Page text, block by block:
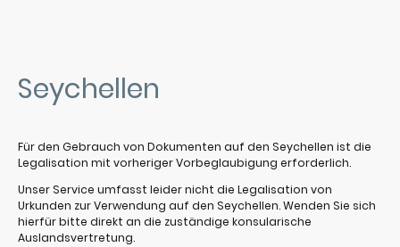
Seychellen
Für den Gebrauch von Dokumenten auf den Seychellen ist die
Legalisation mit vorheriger Vorbeglaubigung erforderlich.
Unser Service umfasst leider nicht die Legalisation von
Urkunden zur Verwendung auf den Seychellen. Wenden Sie sich
hierfür bitte direkt an die zuständige konsularische
Auslandsvertretung.